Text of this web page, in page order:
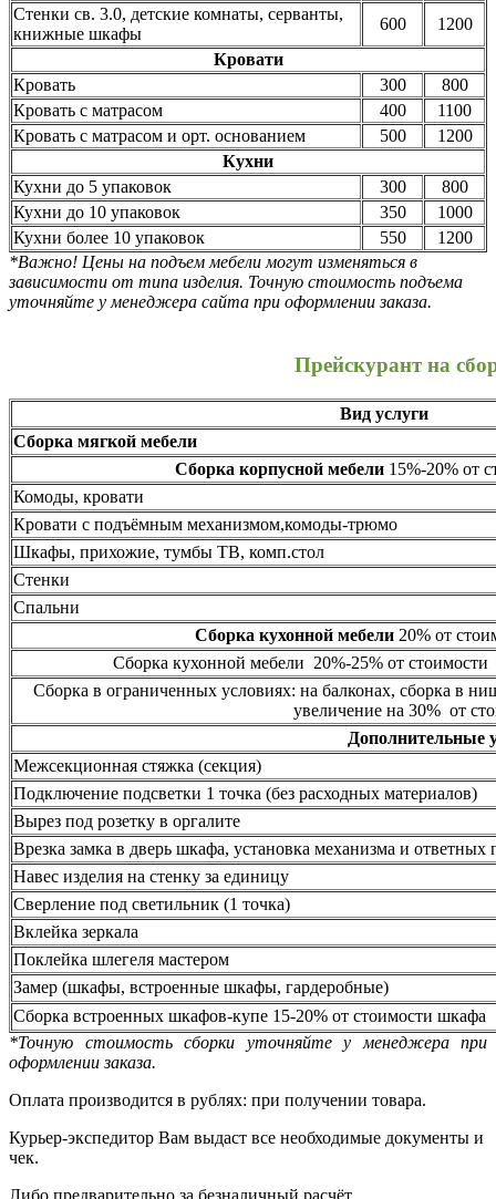
Стенки св. 3.0, детские комнаты, серванты,
книжные шкафы
600
1200
Кровати
Кровать
300
800
Кровать с матрасом
400
1100
Кровать с матрасом и орт. основанием
500
1200
Кухни
Кухни до 5 упаковок
300
800
Кухни до 10 упаковок
350
1000
Кухни более 10 упаковок
550
1200
*Важно! Цены на подъем мебели могут изменяться в
зависимости от типа изделия. Точную стоимость подъема
уточняйте у менеджера сайта при оформлении заказа.
Прейскурант на
Вид услуги
Сборка мягкой мебели
Сборка корпусной мебели15%-20% от
Комоды, кровати
Кровати с подъёмным механизмом,комоды-трюмо
Шкафы, прихожие, тумбы ТВ, комп.стол
Стенки
Спальни
Сборка кухонной мебели20% от
Сборка кухонной мебели 20%-25% от стоимости
Сборка в ограниченных условиях: на балконах, сборка в
увеличение на 30% от
Дополнительные
Межсекционная стяжка (секция)
Подключение подсветки 1 точка (без расходных материалов)
Вырез под розетку в оргалите
Врезка замка в дверь шкафа, установка механизма и ответных
Навес изделия на стенку за единицу
Сверление под светильник (1 точка)
Вклейка зеркала
Поклейка шлегеля мастером
Замер (шкафы, встроенные шкафы, гардеробные)
Сборка встроенных шкафов-купе 15-20% от стоимости шкафа
*Точную стоимость сборки уточняйте у менеджера при
оформлении заказа.
Оплата производится в рублях: при получении товара.
Курьер-экспедитор Вам выдаст все необходимые документы и
чек.
Либо предварительно за безналичный расчёт